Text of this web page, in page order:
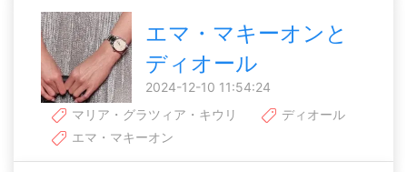
エマ・マキーオンと
ディオール
2024-12-10 11:54:24
マリア・グラツィア・キウリ
ディオール
エマ・マキーオン